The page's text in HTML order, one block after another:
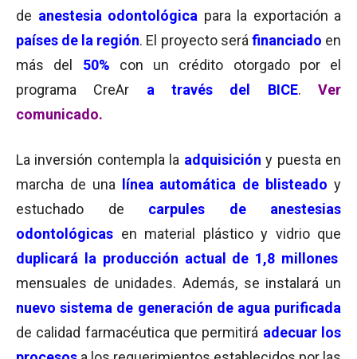
de anestesia odontológica para la exportación a
países de la región. El proyecto será financiado en
más del 50% con un crédito otorgado por el
programa CreAr a través del BICE.Ver
comunicado.
La inversión contempla la adquisición y puesta en
marcha de una
línea automática de blisteado y
estuchado de carpules de anestesias
odontológicas en material plástico y vidrio que
duplicará la producción actual de 1,8 millones
mensuales de unidades. Además, se instalará un
nuevo sistema de generación de agua purificada
de calidad farmacéutica que permitirá adecuar los